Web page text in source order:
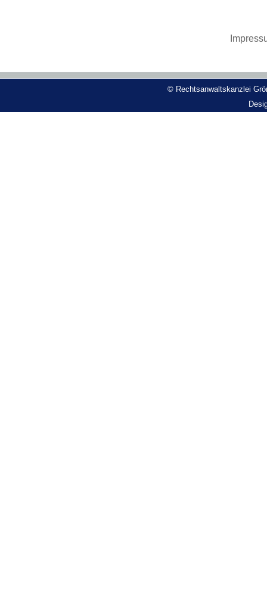
© Rechtsanwaltskanzlei